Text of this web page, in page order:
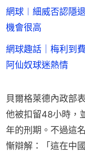
網球︱細威否認隱
機會很高
網球趣話｜梅利到
阿仙奴球迷熱情
貝爾格萊德內政部
他被扣留48小時，
年的刑期。不過這
慚辯解：「這在中